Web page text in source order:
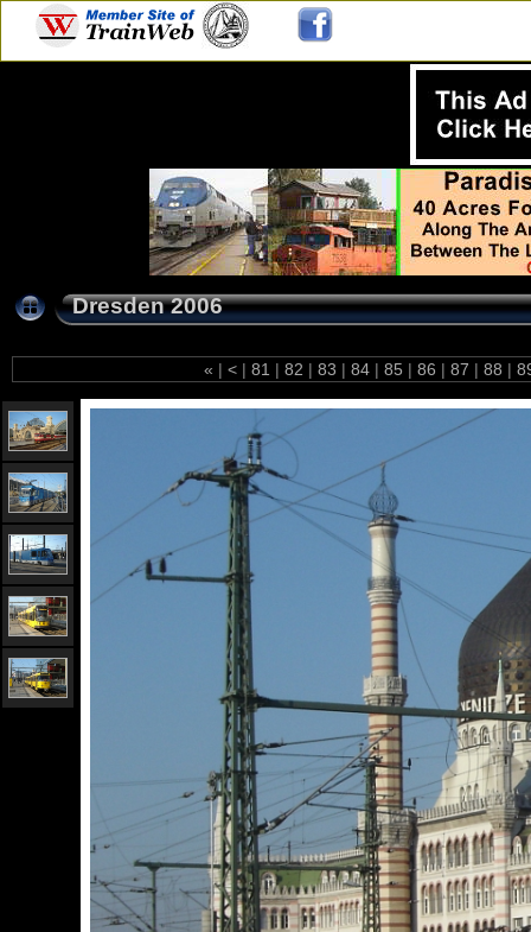
Dresden 2006
« | < | 81 | 82 | 83 | 84 | 85 | 86 | 87 | 88 |